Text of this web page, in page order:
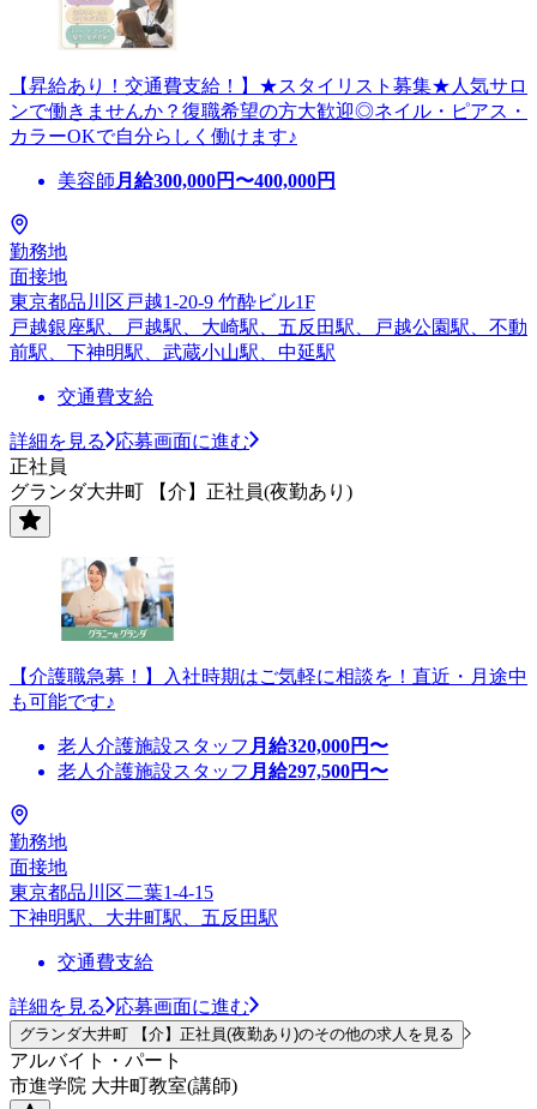
【昇給あり！交通費支給！】★スタイリスト募集★人気サロ
ンで働きませんか？復職希望の方大歓迎◎ネイル・ピアス・
カラーOKで自分らしく働けます♪
美容師 月給300,000円〜400,000円
勤務地
面接地
東京都品川区戸越1-20-9 竹酔ビル1F
戸越銀座駅、戸越駅、大崎駅、五反田駅、戸越公園駅、不動
前駅、下神明駅、武蔵小山駅、中延駅
交通費支給
詳細を見る
応募画面に進む
正社員
グランダ大井町 【介】正社員(夜勤あり)
【介護職急募！】入社時期はご気軽に相談を！直近・月途中
も可能です♪
老人介護施設スタッフ 月給320,000円〜
老人介護施設スタッフ 月給297,500円〜
勤務地
面接地
東京都品川区二葉1-4-15
下神明駅、大井町駅、五反田駅
交通費支給
詳細を見る 応募画面に進む
グランダ大井町 【介】正社員(夜勤あり)のその他の求人を見る
アルバイト・パート
市進学院 大井町教室(講師)